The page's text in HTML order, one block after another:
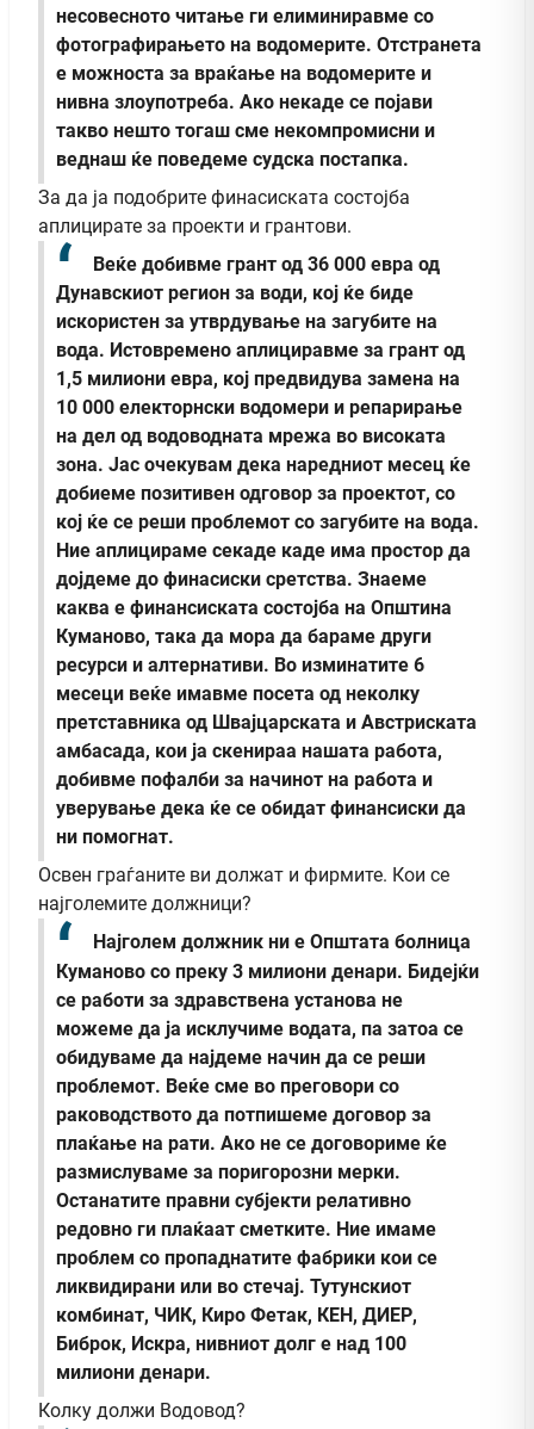
несовесното читање ги елиминиравме со
фотографирањето на водомерите. Отстранета
е можноста за враќање на водомерите и
нивна злоупотреба. Ако некаде се појави
такво нешто тогаш сме некомпромисни и
веднаш ќе поведеме судска постапка.
За да ја подобрите финасиската состојба
аплицирате за проекти и грантови.
Веќе добивме грант од 36 000 евра од
Дунавскиот регион за води, кој ќе биде
искористен за утврдување на загубите на
вода. Истовремено аплициравме за грант од
1,5 милиони евра, кој предвидува замена на
10 000 електорнски водомери и репарирање
на дел од водоводната мрежа во високата
зона. Јас очекувам дека наредниот месец ќе
добиеме позитивен одговор за проектот, со
кој ќе се реши проблемот со загубите на вода.
Ние аплицираме секаде каде има простор да
дојдеме до финасиски сретства. Знаеме
каква е финансиската состојба на Општина
Куманово, така да мора да бараме други
ресурси и алтернативи. Во изминатите 6
месеци веќе имавме посета од неколку
претставника од Швајцарската и Австриската
амбасада, кои ја скенираа нашата работа,
добивме пофалби за начинот на работа и
уверување дека ќе се обидат финансиски да
ни помогнат.
Освен граѓаните ви должат и фирмите. Кои се
најголемите должници?
Најголем должник ни е Општата болница
Куманово со преку 3 милиони денари. Бидејќи
се работи за здравствена установа не
можеме да ја исклучиме водата, па затоа се
обидуваме да најдеме начин да се реши
проблемот. Веќе сме во преговори со
раководството да потпишеме договор за
плаќање на рати. Ако не се договориме ќе
размислуваме за поригорозни мерки.
Останатите правни субјекти релативно
редовно ги плаќаат сметките. Ние имаме
проблем со пропаднатите фабрики кои се
ликвидирани или во стечај. Тутунскиот
комбинат, ЧИК, Киро Фетак, КЕН, ДИЕР,
Биброк, Искра, нивниот долг е над 100
милиони денари.
Колку должи Водовод?